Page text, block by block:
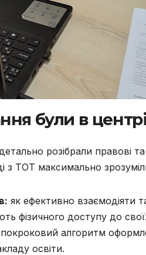
були в
розібрали правові
з ТОТ максимально
як ефективно взаємодіяти
фізичного доступу до
покроковий алгоритм
освіти.